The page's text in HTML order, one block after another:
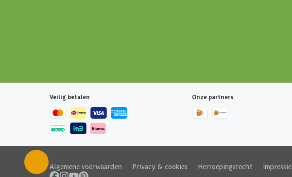
Veilig betalen Onze partners
Algemene voorwaarden Privacy & cookies Herroepingsrecht Impressie